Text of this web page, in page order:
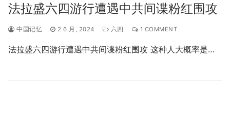
法拉盛六四游行遭遇中共间谍粉红围攻
中国记忆 2 6 月, 2024 六四 1 COMMENT
法拉盛六四游行遭遇中共间谍粉红围攻 这种人大概率是…